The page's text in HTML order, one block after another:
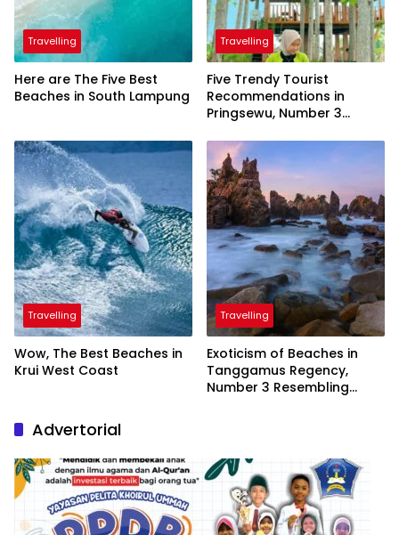
Travelling
Here are The Five Best
Beaches in South Lampung
Travelling
Five Trendy Tourist
Recommendations in
Pringsewu, Number 3
President
Travelling
Wow, The Best Beaches in
Krui West Coast
Travelling
Exoticism of Beaches in
Tanggamus Regency,
Number 3 Resembling
Advertorial